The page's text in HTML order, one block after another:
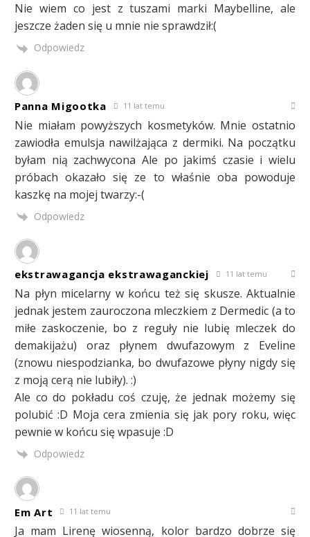
Nie wiem co jest z tuszami marki Maybelline, ale
jeszcze żaden się u mnie nie sprawdził:(
Odpowiedz
Panna Migootka 11 lat temu
Nie miałam powyższych kosmetyków. Mnie ostatnio
zawiodła emulsja nawilżająca z dermiki. Na początku
byłam nią zachwycona Ale po jakimś czasie i wielu
próbach okazało się ze to właśnie oba powoduje
kaszkę na mojej twarzy:-(
Odpowiedz
ekstrawagancja ekstrawaganckiej 11 lat temu
Na płyn micelarny w końcu też się skusze. Aktualnie
jednak jestem zauroczona mleczkiem z Dermedic (a to
miłe zaskoczenie, bo z reguły nie lubię mleczek do
demakijażu) oraz płynem dwufazowym z Eveline
(znowu niespodzianka, bo dwufazowe płyny nigdy się
z moją cerą nie lubiły). :)
Ale co do pokładu coś czuję, że jednak możemy się
polubić :D Moja cera zmienia się jak pory roku, więc
pewnie w końcu się wpasuje :D
Odpowiedz
Em Art 11 lat temu
Ja mam Lirenę wiosenną, kolor bardzo dobrze się